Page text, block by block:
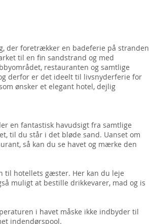
der foretrækker en badeferie på stranden
til en fin sandstrand og med
restauranten og samtlige
derfor er det ideelt til livsnyderferie for
ønsker et elegant hotel, dejlig
en fantastisk havudsigt fra samtlige
til du står i det bløde sand. Uanset om
så kan du se havet og mærke den
til hotellets gæster. Her kan du leje
muligt at bestille drikkevarer, mad og is
i havet måske ikke indbyder til
indendørspool.